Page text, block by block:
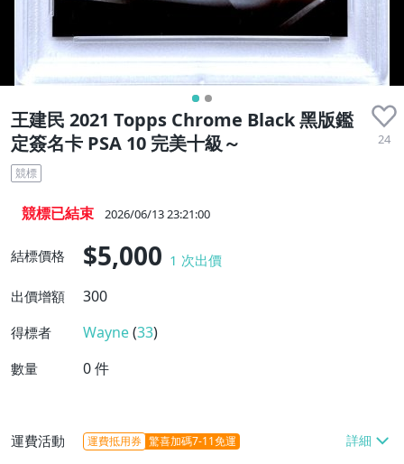
王建民 2021 Topps Chrome Black 黑版鑑
定簽名卡 PSA 10 完美十級～
24
競標
競標已結束 2026/06/13 23:21:00
結標價格 $5,000 1 次出價
出價增額
300
得標者 Wayne(33)
數量 0件
運費活動 運費抵用券 驚喜加碼7-11免運